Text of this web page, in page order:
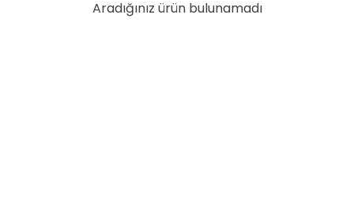
Aradığınız ürün bulunamadı